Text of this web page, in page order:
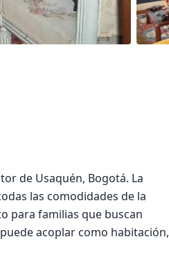
de Usaquén, Bogotá. La
las comodidades de la
para familias que buscan
acoplar como habitación,